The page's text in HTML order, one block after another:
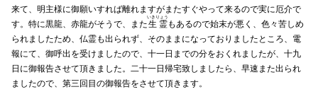
来て、明主様に御願いすれば離れますがまたすぐやって来るので実に厄介で
す。特に黒龍、赤龍がそうで、また生霊
いきりょう
もあるので始末が悪く、色々苦しめ
られましたため、仏霊も出られず、そのままになっておりましたところ、電
報にて、御呼出を受けましたので、十一日までの分をおくれましたが、十九
日に御報告させて頂きました。二十一日帰宅致しましたら、早速また出られ
ましたので、第三回目の御報告をさせて頂きます。